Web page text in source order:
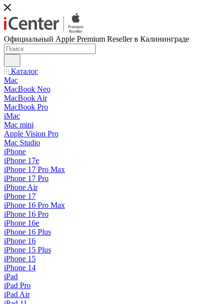
Официальный Apple Premium Reseller в Калининграде
Каталог
Mac
MacBook Neo
MacBook Air
MacBook Pro
iMac
Mac mini
Apple Vision Pro
Mac Studio
iPhone
iPhone 17e
iPhone 17 Pro Max
iPhone 17 Pro
iPhone Air
iPhone 17
iPhone 16 Pro Max
iPhone 16 Pro
iPhone 16e
iPhone 16 Plus
iPhone 16
iPhone 15 Plus
iPhone 15
iPhone 14
iPad
iPad Pro
iPad Air